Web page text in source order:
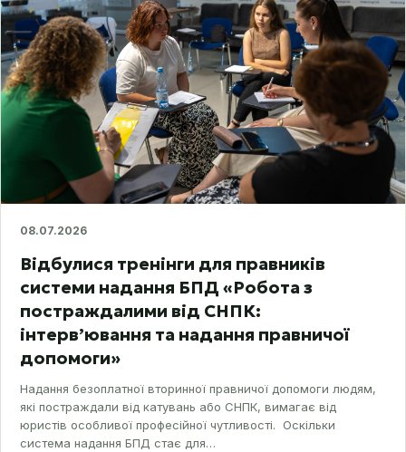
08.07.2026
Відбулися тренінги для правників
системи надання БПД «Робота з
постраждалими від СНПК:
інтерв’ювання та надання правничої
допомоги»
Надання безоплатної вторинної правничої допомоги людям,
які постраждали від катувань або СНПК, вимагає від
юристів особливої професійної чутливості. Оскільки
система надання БПД стає для…